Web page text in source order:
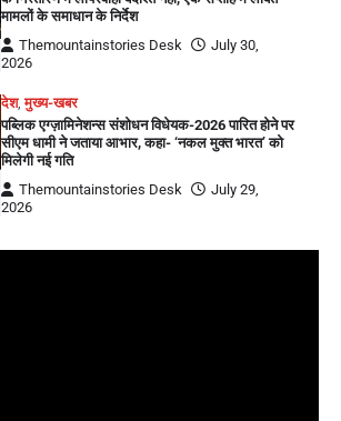
मामलों के समाधान के निर्देश
Themountainstories Desk
July 30,
2026
देश,मुख्य-खबर
पब्लिक एग्ज़ामिनेशन्स संशोधन विधेयक-2026 पारित होने पर
सीएम धामी ने जताया आभार, कहा- ‘नकल मुक्त भारत’ को
मिलेगी नई गति
Themountainstories Desk
July 29,
2026